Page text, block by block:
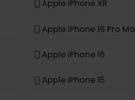
Apple iPhone 11
Apple iPhone XR